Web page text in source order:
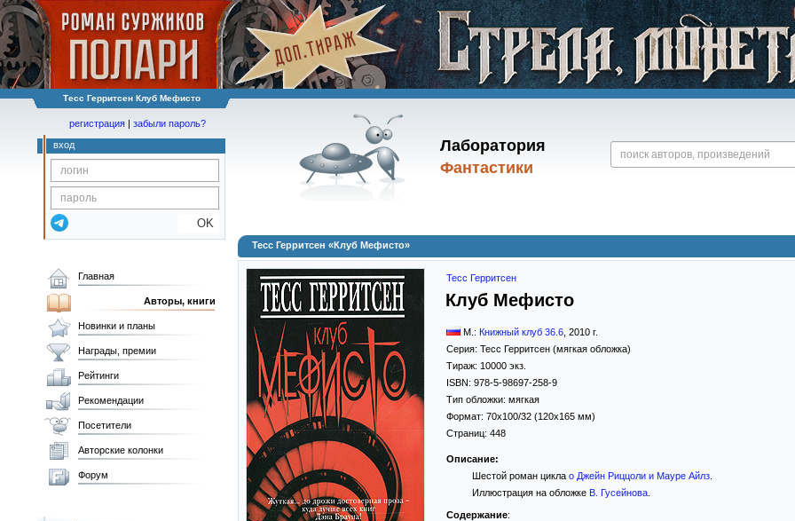
Тесс Герритсен Клуб Мефисто
Лаборатория
Фантастики
регистрация | забыли пароль?
вход
OK
Тесс Герритсен «Клуб Мефисто»
Тесс Герритсен
Клуб Мефисто
М.: Книжный клуб 36.6 2010 г.
Серия: Тесс Герритсен (мягкая обложка)
Тираж: 10000 экз.
ISBN: 978-5-98697-258-9
Тип обложки: мягкая
Формат: 70x100/32 (120x165 мм)
Страниц: 448
Описание:
Шестой роман цикла о Джейн Риццоли и Мауре Айлз.
Иллюстрация на обложке В. Гусейнова.
Содержание:
Главная
Авторы, книги
Новинки и планы
Награды, премии
Рейтинги
Рекомендации
Посетители
Авторские колонки
Форум